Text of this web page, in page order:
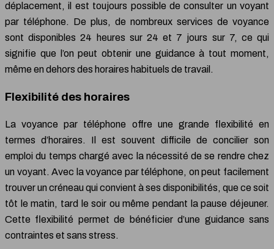
déplacement, il est toujours possible de consulter un voyant
par téléphone. De plus, de nombreux services de voyance
sont disponibles 24 heures sur 24 et 7 jours sur 7, ce qui
signifie que l’on peut obtenir une guidance à tout moment,
même en dehors des horaires habituels de travail.
Flexibilité des horaires
La voyance par téléphone offre une grande flexibilité en
termes d’horaires. Il est souvent difficile de concilier son
emploi du temps chargé avec la nécessité de se rendre chez
un voyant. Avec la voyance par téléphone, on peut facilement
trouver un créneau qui convient à ses disponibilités, que ce soit
tôt le matin, tard le soir ou même pendant la pause déjeuner.
Cette flexibilité permet de bénéficier d’une guidance sans
contraintes et sans stress.